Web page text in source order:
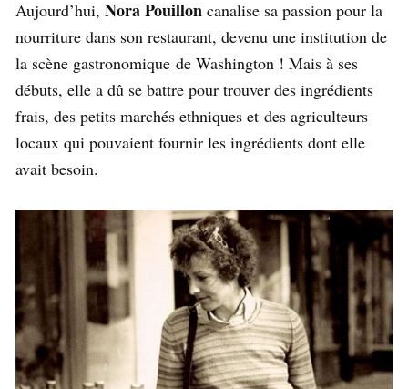
Aujourd’hui, Nora Pouillon canalise sa passion pour la
nourriture dans son restaurant, devenu une institution de
la scène gastronomique de Washington ! Mais à ses
débuts, elle a dû se battre pour trouver des ingrédients
frais, des petits marchés ethniques et des agriculteurs
locaux qui pouvaient fournir les ingrédients dont elle
avait besoin.